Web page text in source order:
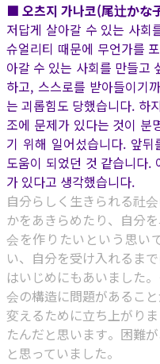
■ 오츠지 가나코(尾辻かな
저답게 살아갈 수 있는 사회
슈얼리티 때문에 무언가를
아갈 수 있는 사회를 만들고
하고, 스스로를 받아들이기
는 괴롭힘도 당했습니다. 하
조에 문제가 있다는 것이 분
기 위해 일어섰습니다. 앞
도움이 되었던 것 같습니다.
가 있다고 생각했습니다.
自分らしく生きられる社
かをあきらめたり、自分
会を作りたいという思い
い、自分を受け入れるま
はいじめにもあいました
会の構造に問題があるこ
変えるために立ち上がり
たんだと思います。困難
と思っていました。